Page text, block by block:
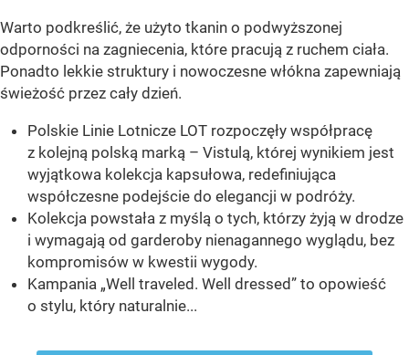
Warto podkreślić, że użyto tkanin o podwyższonej
odporności na zagniecenia, które pracują z ruchem ciała.
Ponadto lekkie struktury i nowoczesne włókna zapewniają
świeżość przez cały dzień.
Polskie Linie Lotnicze LOT rozpoczęły współpracę
z kolejną polską marką – Vistulą, której wynikiem jest
wyjątkowa kolekcja kapsułowa, redefiniująca
współczesne podejście do elegancji w podróży.
Kolekcja powstała z myślą o tych, którzy żyją w drodze
i wymagają od garderoby nienagannego wyglądu, bez
kompromisów w kwestii wygody.
Kampania „Well traveled. Well dressed” to opowieść
o stylu, który naturalnie...